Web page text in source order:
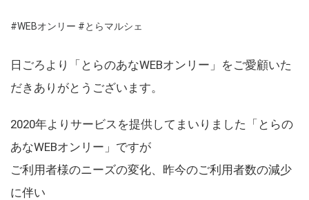
#WEBオンリー #とらマルシェ
日ごろより「とらのあなWEBオンリー」をご愛顧いた
だきありがとうございます。
2020年よりサービスを提供してまいりました「とらの
あなWEBオンリー」ですが
ご利用者様のニーズの変化、昨今のご利用者数の減少
に伴い